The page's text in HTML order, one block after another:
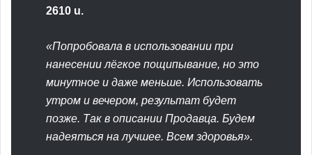
2610 u.
«Попробовала в использовании при
нанесении лёгкое пощипывание, но это
минутное и даже меньше. Использовать
утром и вечером, результат будет
позже. Так в описании Продавца. Будем
надеяться на лучшее. Всем здоровья».